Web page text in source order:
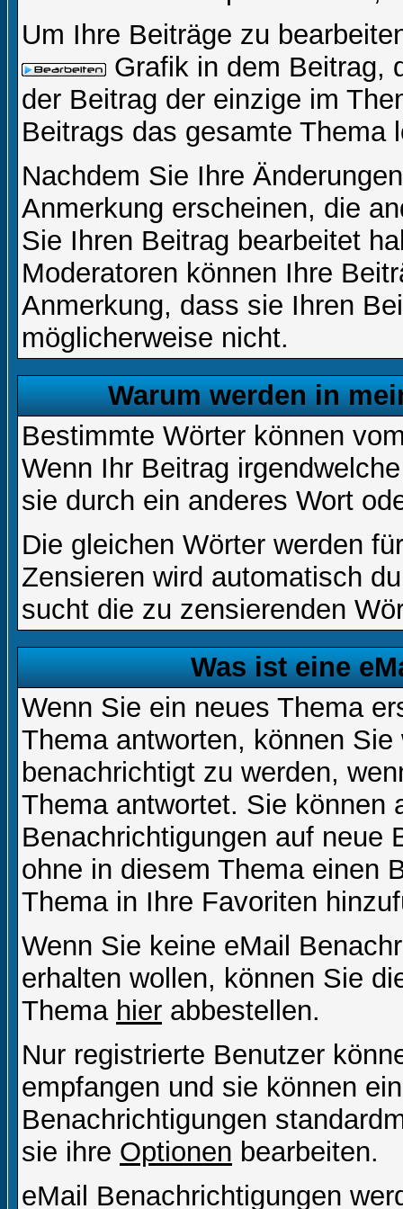
Um Ihre Beiträge zu
Grafik in dem Beitrag,
der Beitrag der einzige im
Beitrags das gesamte Thema
Nachdem Sie Ihre
Anmerkung erscheinen, die
Sie Ihren Beitrag bearbeitet
Moderatoren können Ihre
Anmerkung, dass sie Ihren
möglicherweise nicht.
Warum werden in
Bestimmte Wörter können
Wenn Ihr Beitrag
sie durch ein anderes Wort
Die gleichen Wörter werden
Zensieren wird automatisch
sucht die zu zensierenden
Was ist eine
Wenn Sie ein neues Thema
Thema antworten, können
benachrichtigt zu werden,
Thema antwortet. Sie können
Benachrichtigungen auf neue
ohne in diesem Thema einen
Thema in Ihre Favoriten
Wenn Sie keine eMail
erhalten wollen, können Sie
Thema hier abbestellen.
Nur registrierte Benutzer
empfangen und sie können
Benachrichtigungen
sie ihre Optionen bearbeiten.
eMail Benachrichtigungen